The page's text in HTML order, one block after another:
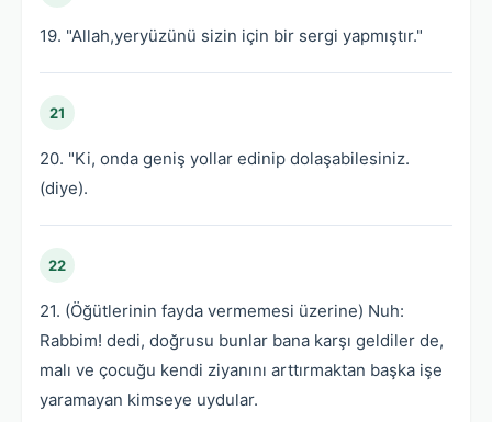
19. "Allah,yeryüzünü sizin için bir sergi yapmıştır."
21
20. "Ki, onda geniş yollar edinip dolaşabilesiniz.
(diye).
22
21. (Öğütlerinin fayda vermemesi üzerine) Nuh:
Rabbim! dedi, doğrusu bunlar bana karşı geldiler de,
malı ve çocuğu kendi ziyanını arttırmaktan başka işe
yaramayan kimseye uydular.